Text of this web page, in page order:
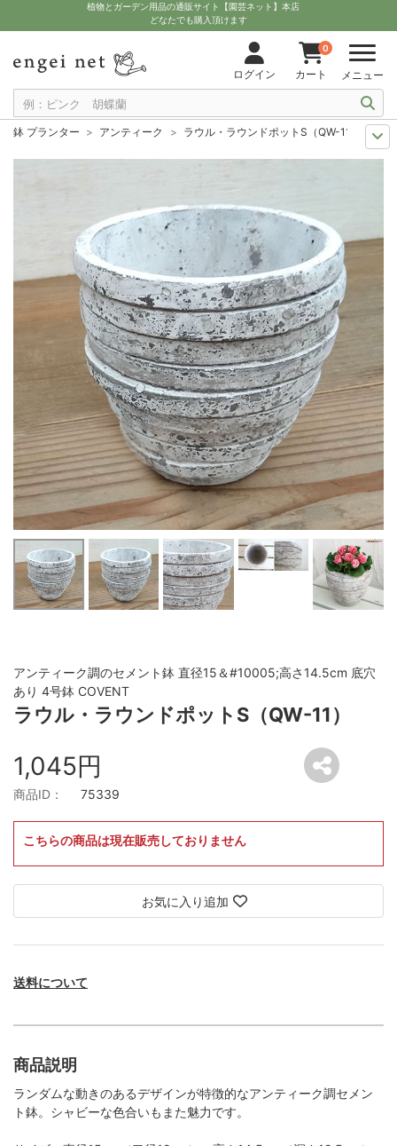
植物とガーデン用品の通販サイト【園芸ネット】本店
どなたでも購入頂けます
ログイン
0
カート メニュー
鉢 プランター アンティーク
ラウル・ラウンドポットS（QW-11）
人気のシリーズ
COVENT GARDEN（コベントガーデン）
ラウル・ラ
グッズ・資材 ラウル・ラウンドポットS（QW-11）
アンティーク調のセメント鉢 直径15＆#10005;高さ14.5cm 底穴
あり 4号鉢 COVENT
ラウル・ラウンドポットS（QW-11）
1,045円
商品ID： 75339
こちらの商品は現在販売しておりません
お気に入り追加
送料について
商品説明
ランダムな動きのあるデザインが特徴的なアンティーク調セメン
ト鉢。シャビーな色合いもまた魅力です。